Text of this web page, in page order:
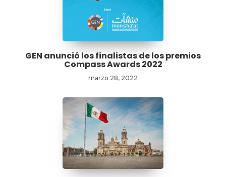
GEN anunció los finalistas de los premios
Compass Awards 2022
marzo 28, 2022